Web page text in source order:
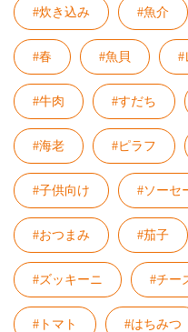
#炊き込み #魚介
#春 #魚貝 #
#牛肉 #すだち
#海老 #ピラフ
#子供向け #ソーセ
#おつまみ #茄子
#ズッキーニ #チー
#トマト #はちみつ